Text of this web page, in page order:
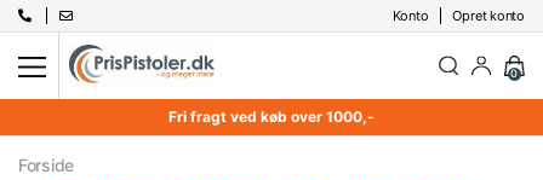
Konto Opret konto
0
Fri fragt ved køb over 1000,-
Forside